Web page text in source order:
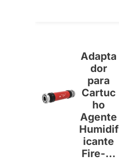
Adapta
dor
para
Cartuc
ho
Agente
Humidif
icante
Fire-...